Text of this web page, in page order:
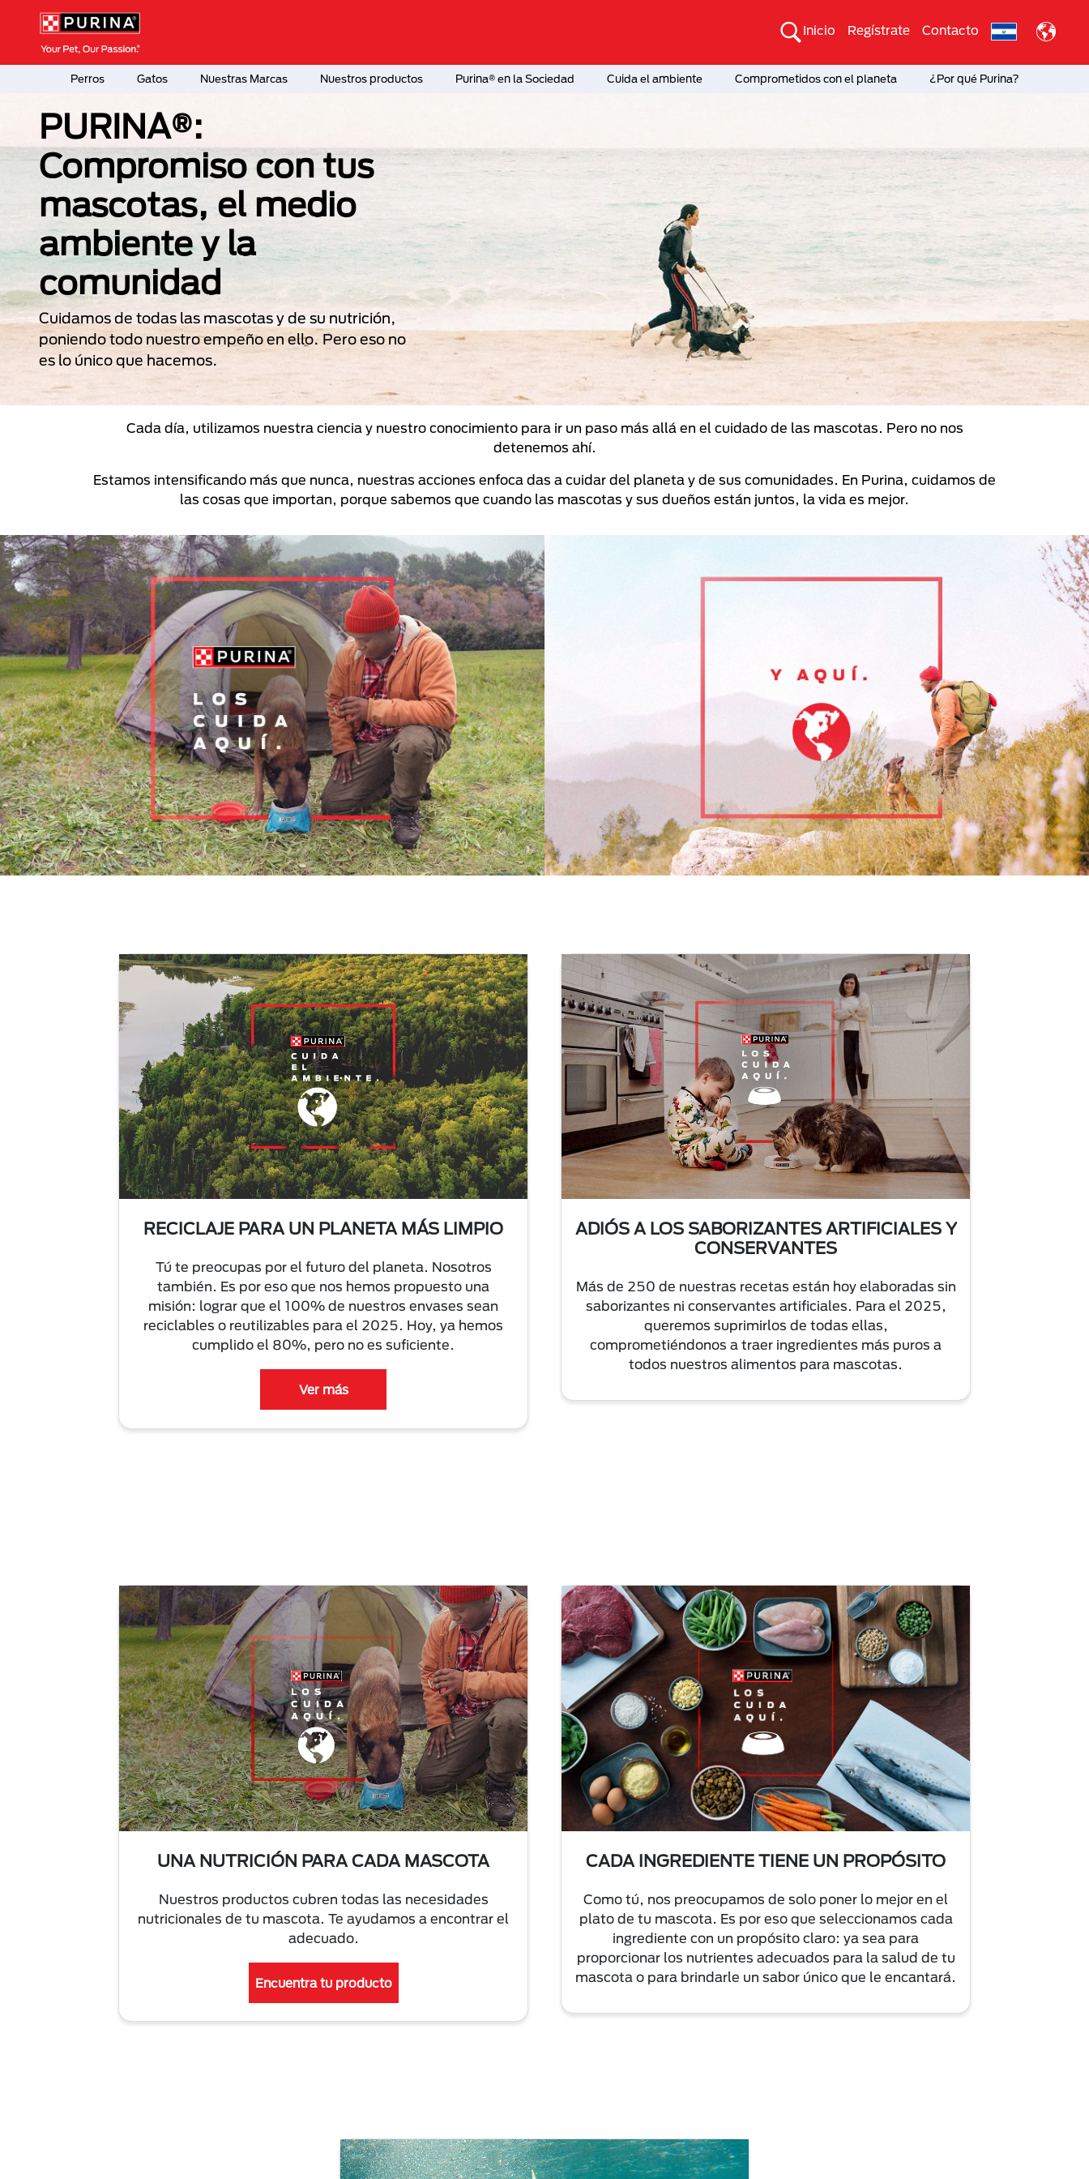
Pasar al contenido principal
Menú Secundario Purina
Inicio Regístrate Contacto
Menú Principal Purina
Perros Gatos Nuestras Marcas Nuestros productos Purina® en la Sociedad Cuida el ambiente Comprometidos con el planeta ¿Por qué Purina?
PURINA®:
Compromiso con tus
mascotas, el medio
ambiente y la
comunidad
Cuidamos de todas las mascotas y de su nutrición,
poniendo todo nuestro empeño en ello. Pero eso no
es lo único que hacemos.
Cada día, utilizamos nuestra ciencia y nuestro conocimiento para ir un paso más allá en el cuidado de las mascotas. Pero no nos
detenemos ahí.
Estamos intensificando más que nunca, nuestras acciones enfoca das a cuidar del planeta y de sus comunidades. En Purina, cuidamos de
las cosas que importan, porque sabemos que cuando las mascotas y sus dueños están juntos, la vida es mejor.
RECICLAJE PARA UN PLANETA MÁS LIMPIO
Tú te preocupas por el futuro del planeta. Nosotros
también. Es por eso que nos hemos propuesto una
misión: lograr que el 100% de nuestros envases sean
reciclables o reutilizables para el 2025. Hoy, ya hemos
cumplido el 80%, pero no es suficiente.
Ver más
ADIÓS A LOS SABORIZANTES ARTIFICIALES Y
CONSERVANTES
Más de 250 de nuestras recetas están hoy elaboradas sin
saborizantes ni conservantes artificiales. Para el 2025,
queremos suprimirlos de todas ellas,
comprometiéndonos a traer ingredientes más puros a
todos nuestros alimentos para mascotas.
UNA NUTRICIÓN PARA CADA MASCOTA
Nuestros productos cubren todas las necesidades
nutricionales de tu mascota. Te ayudamos a encontrar el
adecuado.
Encuentra tu producto
CADA INGREDIENTE TIENE UN PROPÓSITO
Como tú, nos preocupamos de solo poner lo mejor en el
plato de tu mascota. Es por eso que seleccionamos cada
ingrediente con un propósito claro: ya sea para
proporcionar los nutrientes adecuados para la salud de tu
mascota o para brindarle un sabor único que le encantará.